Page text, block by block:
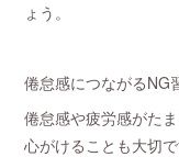
ょう。
倦怠感につながるNG
倦怠感や疲労感がた
心がけることも大切